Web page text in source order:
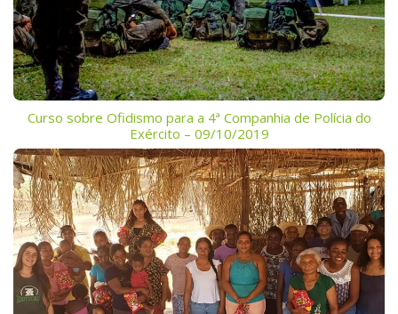
Curso sobre Ofidismo para a 4ª Companhia de Polícia do
Exército – 09/10/2019